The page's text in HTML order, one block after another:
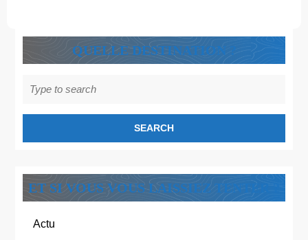
QUELLE DESTINATION ?
for:
ET SI VOUS VOUS LAISSIEZ TENTER ?
Actu